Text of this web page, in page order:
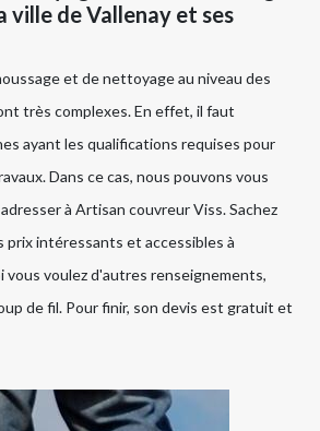
ville de Vallenay et ses
et de nettoyage au niveau des
très complexes. En effet, il faut
ayant les qualifications requises pour
Dans ce cas, nous pouvons vous
à Artisan couvreur Viss. Sachez
prix intéressants et accessibles à
vous voulez d'autres renseignements,
de fil. Pour finir, son devis est gratuit et